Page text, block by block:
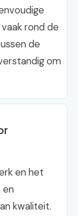
rond de
de
om
en het
en
kwaliteit.